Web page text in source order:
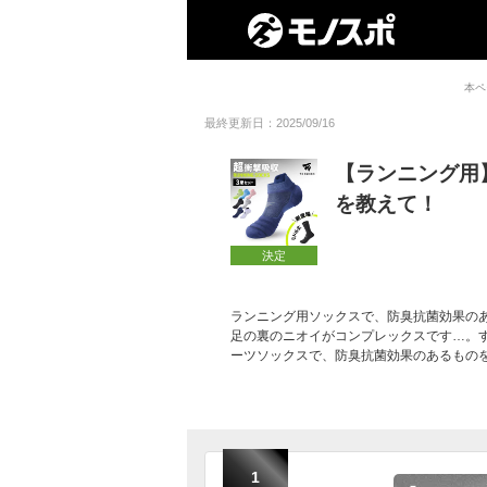
本
最終更新日：2025/09/16
決定
【ランニング
を教えて！
ランニング用ソックスで、防臭抗菌効果
足の裏のニオイがコンプレックスです…。
ーツソックスで、防臭抗菌効果のあるもの
1